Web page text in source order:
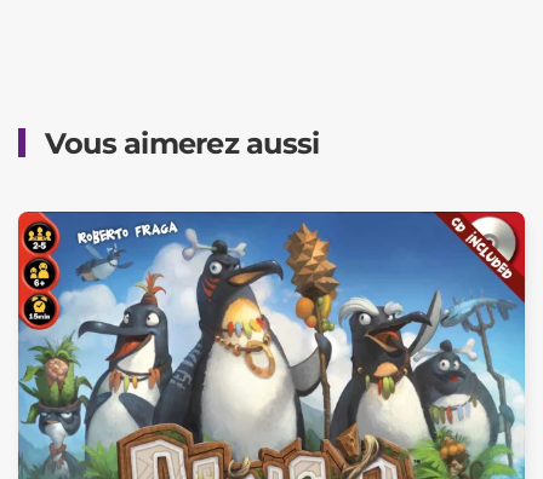
Vous aimerez aussi